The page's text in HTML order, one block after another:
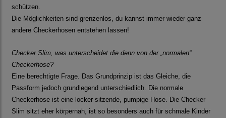
schützen.
Die Möglichkeiten sind grenzenlos, du kannst immer wieder ganz
andere Checkerhosen entstehen lassen!
Checker Slim, was unterscheidet die denn von der „normalen“
Checkerhose?
Eine berechtigte Frage. Das Grundprinzip ist das Gleiche, die
Passform jedoch grundlegend unterschiedlich. Die normale
Checkerhose ist eine locker sitzende, pumpige Hose. Die Checker
Slim sitzt eher körpernah, ist so besonders auch für schmale Kinder